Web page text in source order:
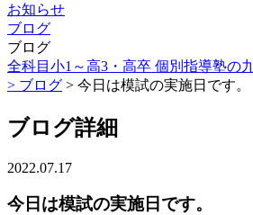
お知らせ
ブログ
ブログ
全科目小1～高3・高卒 個別指導塾の
> ブログ > 今日は模試の実施日です。
ブログ詳細
2022.07.17
今日は模試の実施日です。